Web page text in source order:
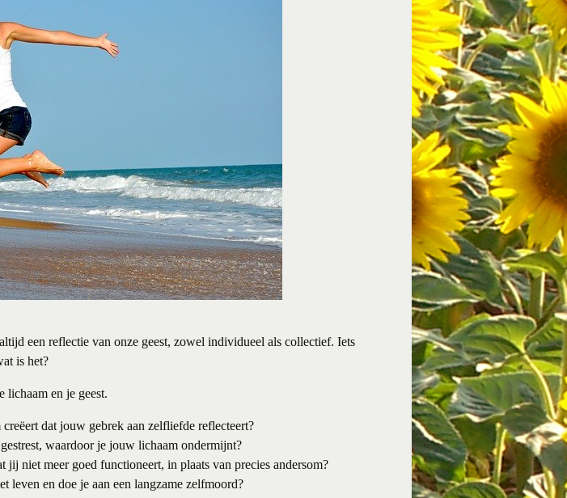
een reflectie van onze geest, zowel individueel als collectief. Iets
is het?
lichaam en je geest.
dat jouw gebrek aan zelfliefde reflecteert?
waardoor je jouw lichaam ondermijnt?
niet meer goed functioneert, in plaats van precies andersom?
leven en doe je aan een langzame zelfmoord?